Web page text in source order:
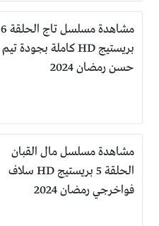
مشاهدة مسلسل تاج الحلقة 6
بريستيج HD كاملة بجودة تيم
حسن رمضان 2024
مشاهدة مسلسل مال القبان
الحلقة 5 بريستيج HD سلاف
فواخرجي رمضان 2024